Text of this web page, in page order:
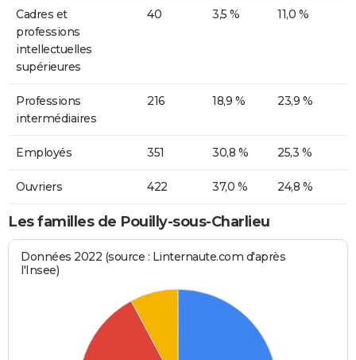
Cadres et
professions
intellectuelles
supérieures
40 3,5 % 11,0 %
Professions
intermédiaires
216 18,9 % 23,9 %
Employés 351 30,8 % 25,3 %
Ouvriers 422 37,0 % 24,8 %
Les familles de Pouilly-sous-Charlieu
Données 2022 (source : Linternaute.com d'après
l'Insee)